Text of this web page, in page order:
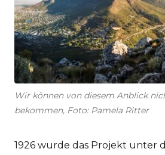
Wir können von diesem Anblick
bekommen, Foto: Pamela Ritter
1926 wurde das Projekt unter